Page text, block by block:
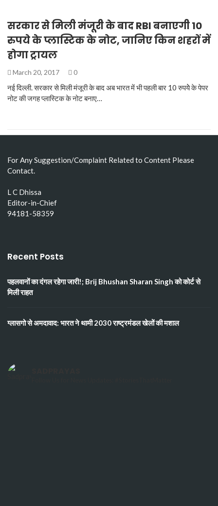
सरकार से मिली मंजूरी के बाद RBI बनाएगी 10
रुपये के प्लास्टिक के नोट, जानिए किन शहरों में
होगा ट्रायल
March 20, 2017 0
नई दिल्ली. सरकार से मिली मंजूरी के बाद अब भारत में भी पहली बार 10 रुपयेे के पेपर
नोट की जगह प्लास्टिक के नोट बनाए…
For Any Suggestion/Complaint Related to Content Please
Contact.
L C Dhissa
Editor-in-Chief
94181-58359
Recent Posts
पहलवानों का दंगल रहेगा जारी!; Brij Bhushan Sharan Singh को कोर्ट से
मिली राहत
ग्लासगो से अमदावाद: भारत ने थामी 2030 राष्ट्रमंडल खेलों की मशाल